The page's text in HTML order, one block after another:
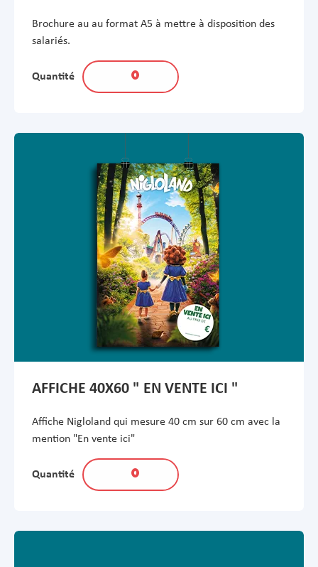
Brochure au au format A5 à mettre à disposition des
salariés.
Quantité
AFFICHE 40X60 " EN VENTE ICI "
Affiche Nigloland qui mesure 40 cm sur 60 cm avec la
mention "En vente ici"
Quantité